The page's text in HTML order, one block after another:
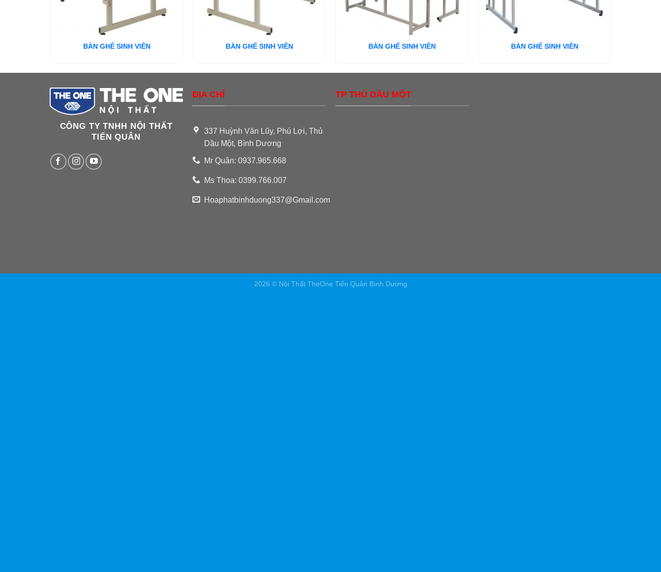
BÀN GHẾ SINH VIÊN BÀN GHẾ SINH VIÊN BÀN GHẾ SINH VIÊN BÀN GHẾ SINH VIÊN
CÔNG TY TNHH NỘI THẤT
TIẾN QUÂN
ĐỊA CHỈ
337 Huỳnh Văn Lũy, Phú Lợi, Thủ
Dầu Một, Bình Dương
Mr Quân: 0937.965.668
Ms Thoa: 0399.766.007
Hoaphatbinhduong337@Gmail.com
TP THỦ DẦU MỘT
2026 © Nội Thất TheOne Tiến Quân Bình Dương